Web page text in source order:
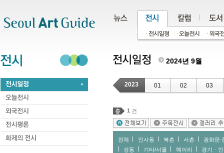
2024년 9월
2023 01 02 03
1 건
전체 인사동 북촌 서촌
광화문∙
성동
기타/서울 헤이리 경기ㆍ